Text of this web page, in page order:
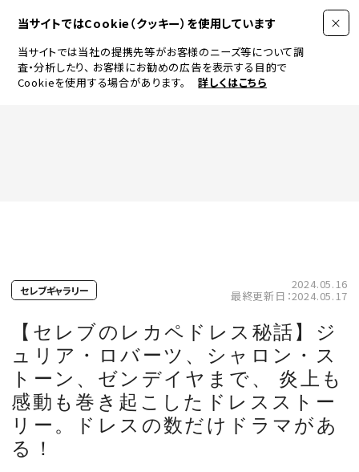
当サイトではCookie（クッキー）を使用しています
当サイトでは当社の提携先等がお客様のニーズ等について調
査・分析したり、 お客様にお勧めの広告を表示する目的で
Cookieを使用する場合があります。
詳しくはこちら
LIFESTYLE
CULTURE
CELEBRITY
セレブギャラリー 2024.05.16
最終更新日：2024.05.17
【セレブのレカペドレス秘話】ジ
ュリア・ロバーツ、シャロン・ス
トーン、ゼンデイヤまで、 炎上も
感動も巻き起こしたドレスストー
リー。ドレスの数だけドラマがあ
る！